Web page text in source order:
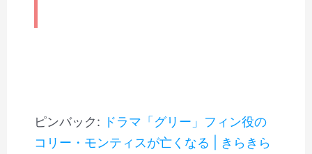
ピンバック: ドラマ「グリー」フィン役の
コリー・モンティスが亡くなる | きらきら